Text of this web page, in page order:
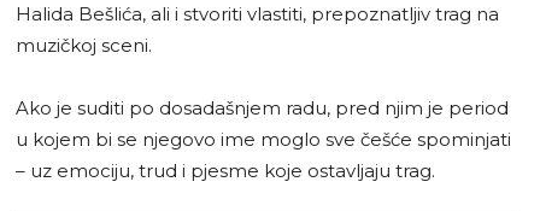
Halida Bešlića, ali i stvoriti vlastiti, prepoznatljiv trag na
muzičkoj sceni.
Ako je suditi po dosadašnjem radu, pred njim je period
u kojem bi se njegovo ime moglo sve češće spominjati
– uz emociju, trud i pjesme koje ostavljaju trag.